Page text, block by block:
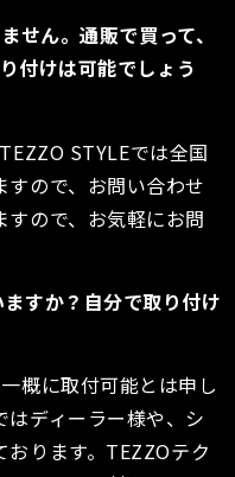
せん。通販で買って、
付けは可能でしょう
STYLEでは全国
ので、お問い合わせ
ので、お気軽にお問
すか？自分で取り付け
概に取付可能とは申し
ディーラー様や、シ
ります。TEZZOテク